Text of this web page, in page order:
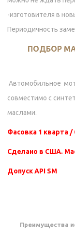
-изготовителя в
Периодичность
ПОДБОР
Автомобильное
совместимо с
маслами.
Фасовка 1 кварта /
Сделано в США.
Допуск API SM
Преимущества